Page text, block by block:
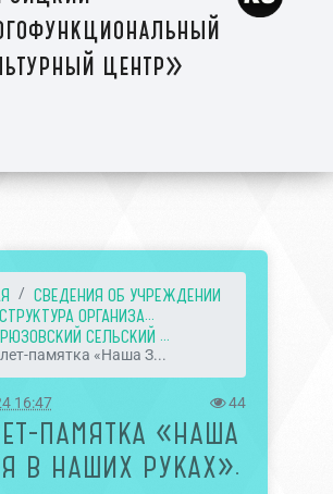
центр»
СВЕДЕНИЯ ОБ УЧРЕЖДЕНИИ
ОРГАНИЗА...
СЕЛЬСКИЙ ...
памятка «Наша З...
16:47 44
ПАМЯТКА «НАША
В НАШИХ РУКАХ».